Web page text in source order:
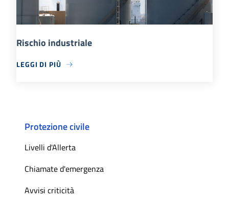
Rischio industriale
LEGGI DI PIÙ
Protezione civile
Livelli d'Allerta
Chiamate d'emergenza
Avvisi criticità